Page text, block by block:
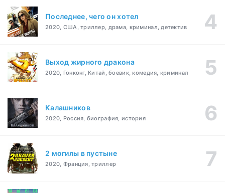
Последнее, чего он хотел
2020, США, триллер, драма, криминал, детектив
Выход жирного дракона
2020, Гонконг, Китай, боевик, комедия, криминал
Калашников
2020, Россия, биография, история
2 могилы в пустыне
2020, Франция, триллер